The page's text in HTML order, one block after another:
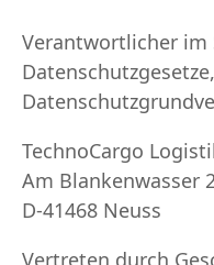
Verantwortlicher im
TechnoCargo
Am Blankenwasser
D-41468 Neuss
Vertreten durch